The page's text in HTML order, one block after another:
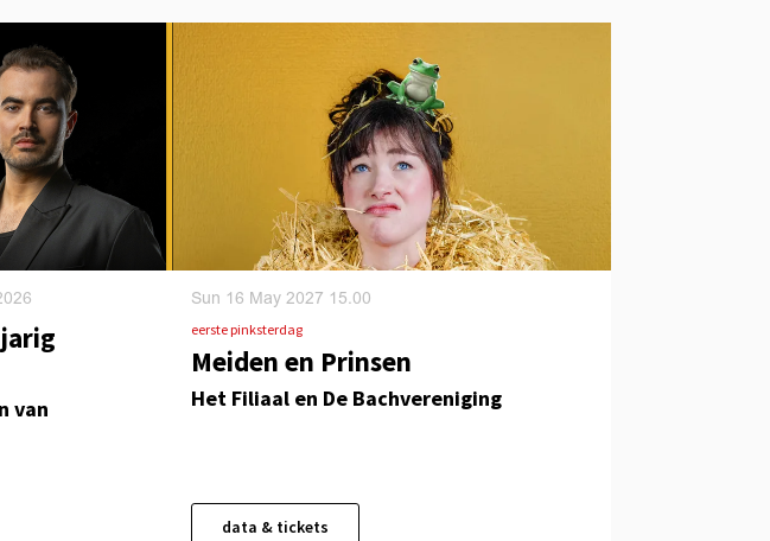
van
Meiden en Prinsen
Het Filiaal en De Bachvereniging
eerste pinksterdag
Sun 16 May 2027 15.00
data & tickets